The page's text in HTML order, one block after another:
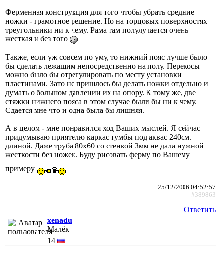
Ферменная конструкция для того чтобы убрать средние
ножки - грамотное решение. Но на торцовых поверхностях
треугольники ни к чему. Рама там полулучается очень
жесткая и без того
Также, если уж совсем по уму, то нижний пояс лучше было
бы сделать лежащим непосредственно на полу. Перекосы
можно было бы отрегулировать по месту установки
пластинами. Зато не пришлось бы делать ножки отдельно и
думать о большом давлении их на опору. К тому же, две
стяжки нижнего пояса в этом случае были бы ни к чему.
Сдается мне что и одна была бы лишняя.
А в целом - мне понравился ход Ваших мыслей. Я сейчас
придумываю приятелю каркас тумбы под аквас 240см.
длиной. Даже труба 80х60 со стенкой 3мм не дала нужной
жесткости без ножек. Буду рисовать ферму по Вашему
примеру
25/12/2006 04:52:57
#389863
Ответить
xenadu
Малёк
14